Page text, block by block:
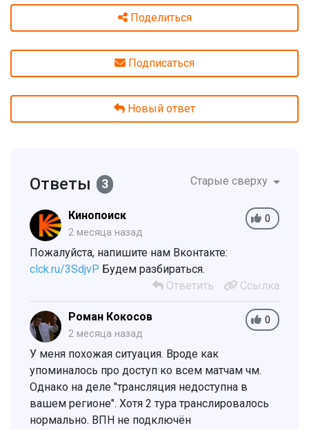
Поделиться
Подписаться
Новый ответ
Ответы 3 Старые сверху
0
Кинопоиск
2 месяца назад
Пожалуйста, напишите нам Вконтакте:
clck.ru/3SdjvP Будем разбираться.
Ответить
Ссылка
0
Роман Кокосов
2 месяца назад
У меня похожая ситуация. Вроде как
упоминалось про доступ ко всем матчам чм.
Однако на деле "трансляция недоступна в
вашем регионе". Хотя 2 тура транслировалось
нормально. ВПН не подключён